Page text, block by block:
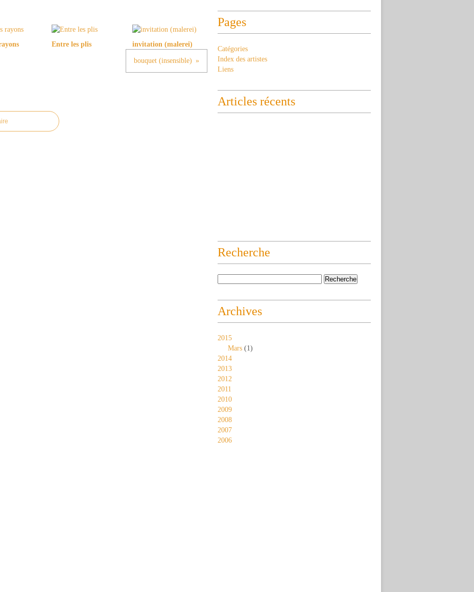
Entre les plis invitation (malerei)
bouquet (insensible)
Pages
Catégories
Index des artistes
Liens
Articles récents
Recherche
Archives
2015
Mars (1)
2014
2013
2012
2011
2010
2009
2008
2007
2006